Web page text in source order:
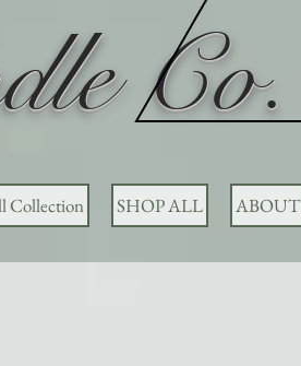
Co.
Collection SHOP ALL ABOUT